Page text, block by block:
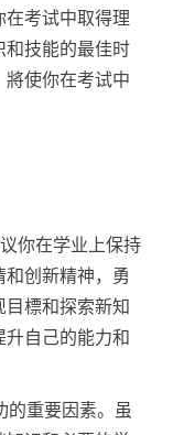
考试中取得理
和技能的最佳时
使你在考试中
你在学业上保持
创新精神，勇
標和探索新知
自己的能力和
的重要因素。虽